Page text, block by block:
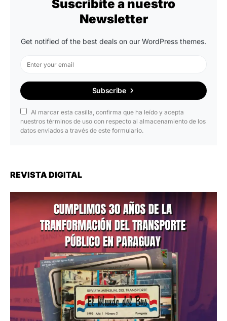
Suscribite a nuestro
Newsletter
Get notified of the best deals on our WordPress themes.
Subscribe
Al marcar esta casilla, confirma que ha leído y acepta
nuestros términos de uso con respecto al almacenamiento de los
datos enviados a través de este formulario.
REVISTA DIGITAL